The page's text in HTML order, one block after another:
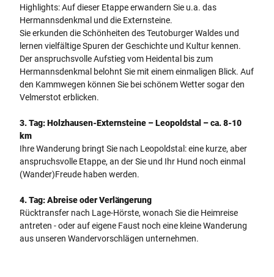
Highlights: Auf dieser Etappe erwandern Sie u.a. das
Hermannsdenkmal und die Externsteine.
Sie erkunden die Schönheiten des Teutoburger Waldes und
lernen vielfältige Spuren der Geschichte und Kultur kennen.
Der anspruchsvolle Aufstieg vom Heidental bis zum
Hermannsdenkmal belohnt Sie mit einem einmaligen Blick. Auf
den Kammwegen können Sie bei schönem Wetter sogar den
Velmerstot erblicken.
3. Tag: Holzhausen-Externsteine – Leopoldstal – ca. 8-10
km
Ihre Wanderung bringt Sie nach Leopoldstal: eine kurze, aber
anspruchsvolle Etappe, an der Sie und Ihr Hund noch einmal
(Wander)Freude haben werden.
4. Tag: Abreise oder Verlängerung
Rücktransfer nach Lage-Hörste, wonach Sie die Heimreise
antreten - oder auf eigene Faust noch eine kleine Wanderung
aus unseren Wandervorschlägen unternehmen.